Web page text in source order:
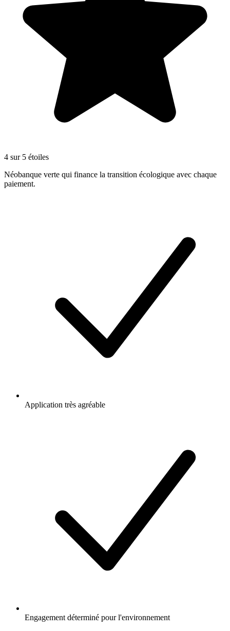
4 sur 5 étoiles
Néobanque verte qui finance la transition écologique avec chaque
paiement.
Application très agréable
Engagement déterminé pour l'environnement